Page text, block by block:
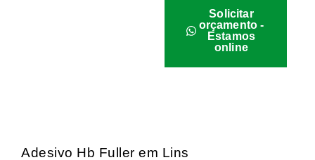
Solicitar
orçamento -
Estamos
online
Adesivo Hb Fuller em Lins